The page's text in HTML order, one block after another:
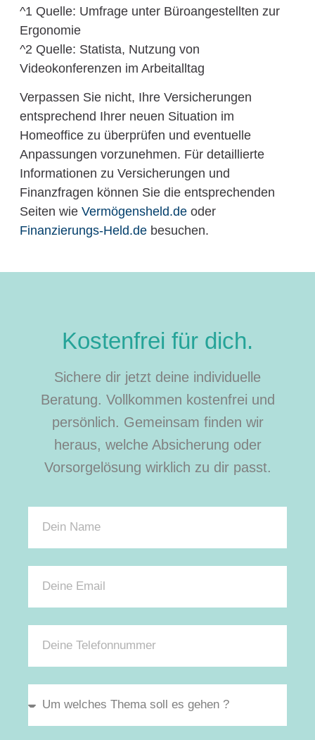
^1 Quelle: Umfrage unter Büroangestellten zur
Ergonomie
^2 Quelle: Statista, Nutzung von
Videokonferenzen im Arbeitalltag
Verpassen Sie nicht, Ihre Versicherungen
entsprechend Ihrer neuen Situation im
Homeoffice zu überprüfen und eventuelle
Anpassungen vorzunehmen. Für detaillierte
Informationen zu Versicherungen und
Finanzfragen können Sie die entsprechenden
Seiten wie Vermögensheld.deoder
Finanzierungs-Held.debesuchen.
Kostenfrei für dich.
Sichere dir jetzt deine individuelle
Beratung. Vollkommen kostenfrei und
persönlich. Gemeinsam finden wir
heraus, welche Absicherung oder
Vorsorgelösung wirklich zu dir passt.